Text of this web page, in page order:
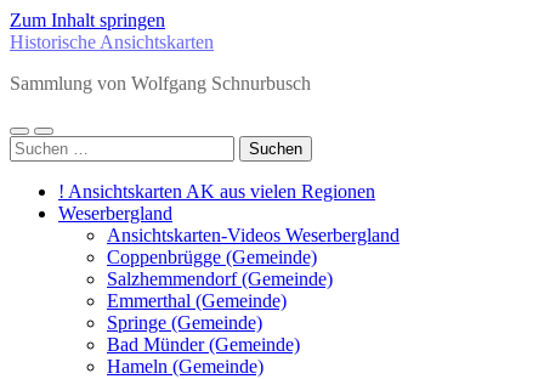
Zum Inhalt springen
Historische Ansichtskarten
Sammlung von Wolfgang Schnurbusch
Mobile-
Menü
Suchfeld
ein-/ausblenden
Suchen
nach:
! Ansichtskarten AK aus vielen Regionen
Weserbergland
Ansichtskarten-Videos Weserbergland
Coppenbrügge (Gemeinde)
Salzhemmendorf (Gemeinde)
Emmerthal (Gemeinde)
Springe (Gemeinde)
Bad Münder (Gemeinde)
Hameln (Gemeinde)